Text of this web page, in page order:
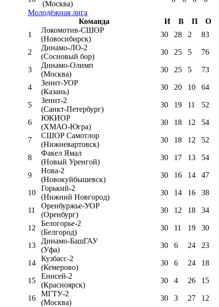
(Москва)
Молодёжная лига
Команда
И В П
О
1
Локомотив-CШОР
(Новосибирск)
30 28 2 83
2
Динамо-ЛО-2
(Сосновый бор)
30 25 5 76
3
Динамо-Олимп
(Москва)
30 25 5 73
4
Зенит-УОР
(Казань)
30 20 10 64
5
Зенит-2
(Санкт-Петербург)
30 19 11 52
6
ЮКИОР
(ХМАО-Югра)
30 18 12 54
7
СШОР Самотлор
(Нижневартовск)
30 18 12 52
8
Факел Ямал
(Новый Уренгой)
30 17 13 54
9
Нова-2
(Новокуйбышевск)
30 16 14 47
10
Горький-2
(Нижний Новгород)
30 14 16 38
11
Оренбуржье-УОР
(Оренбург)
30 12 18 34
12
Белогорье-2
(Белгород)
30 11 19 30
13
Динамо-БашГАУ
(Уфа)
30 6 24 23
14
Кузбасс-2
(Кемерово)
30 6 24 18
15
Енисей-2
(Красноярск)
30 4 26 15
16
МГТУ-2
(Москва)
30 3 27 12